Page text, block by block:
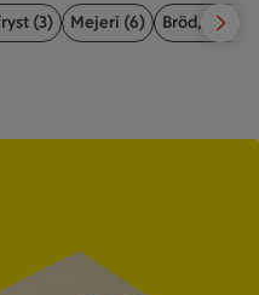
(3) Mejeri (6) Bröd, kex &
stycken